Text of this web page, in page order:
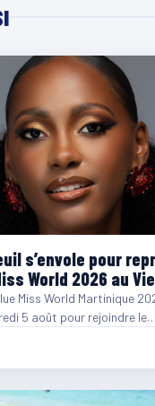
s’envole pour
World 2026 au
Miss World Martinique
5 août pour rejoindre le…